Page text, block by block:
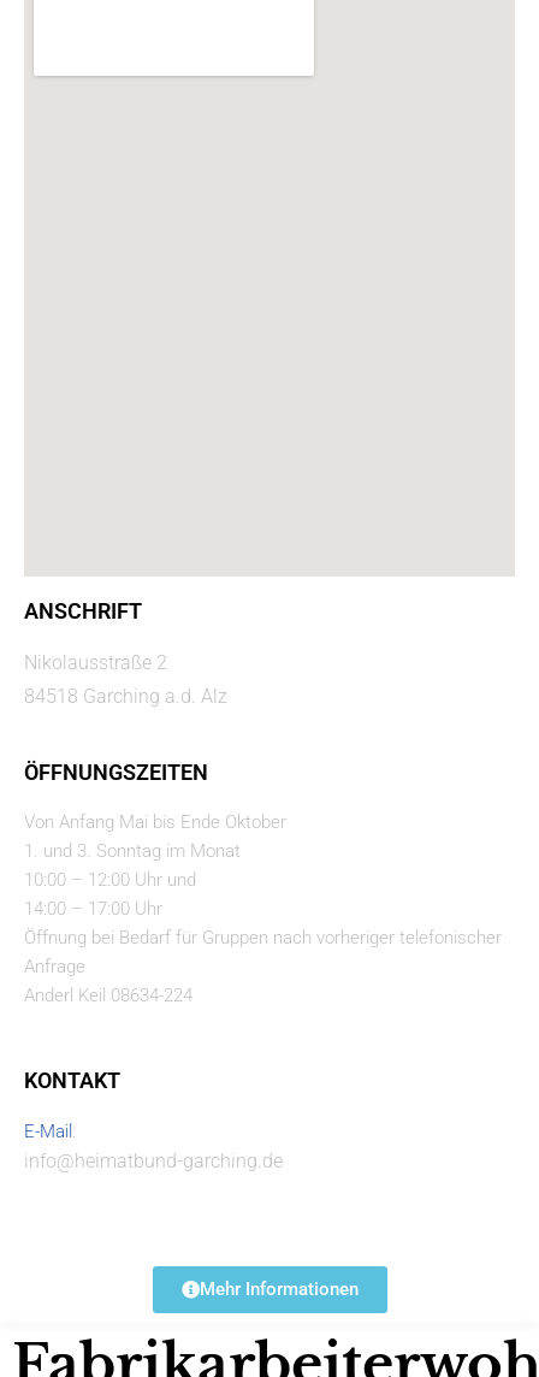
ANSCHRIFT
Nikolausstraße 2
84518 Garching a.d. Alz
ÖFFNUNGSZEITEN
Von Anfang Mai bis Ende Oktober
1. und 3. Sonntag im Monat
10:00 – 12:00 Uhr und
14:00 – 17:00 Uhr
Öffnung bei Bedarf für Gruppen nach vorheriger telefonischer
Anfrage
Anderl Keil 08634-224
KONTAKT
E-Mail :
info@heimatbund-garching.de
Mehr Informationen